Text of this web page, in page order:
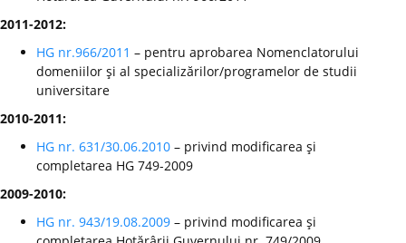
2011-2012:
HG nr.966/2011 – pentru aprobarea Nomenclatorului
domeniilor şi al specializărilor/programelor de studii
universitare
2010-2011:
HG nr. 631/30.06.2010 – privind modificarea şi
completarea HG 749-2009
2009-2010:
HG nr. 943/19.08.2009 – privind modificarea şi